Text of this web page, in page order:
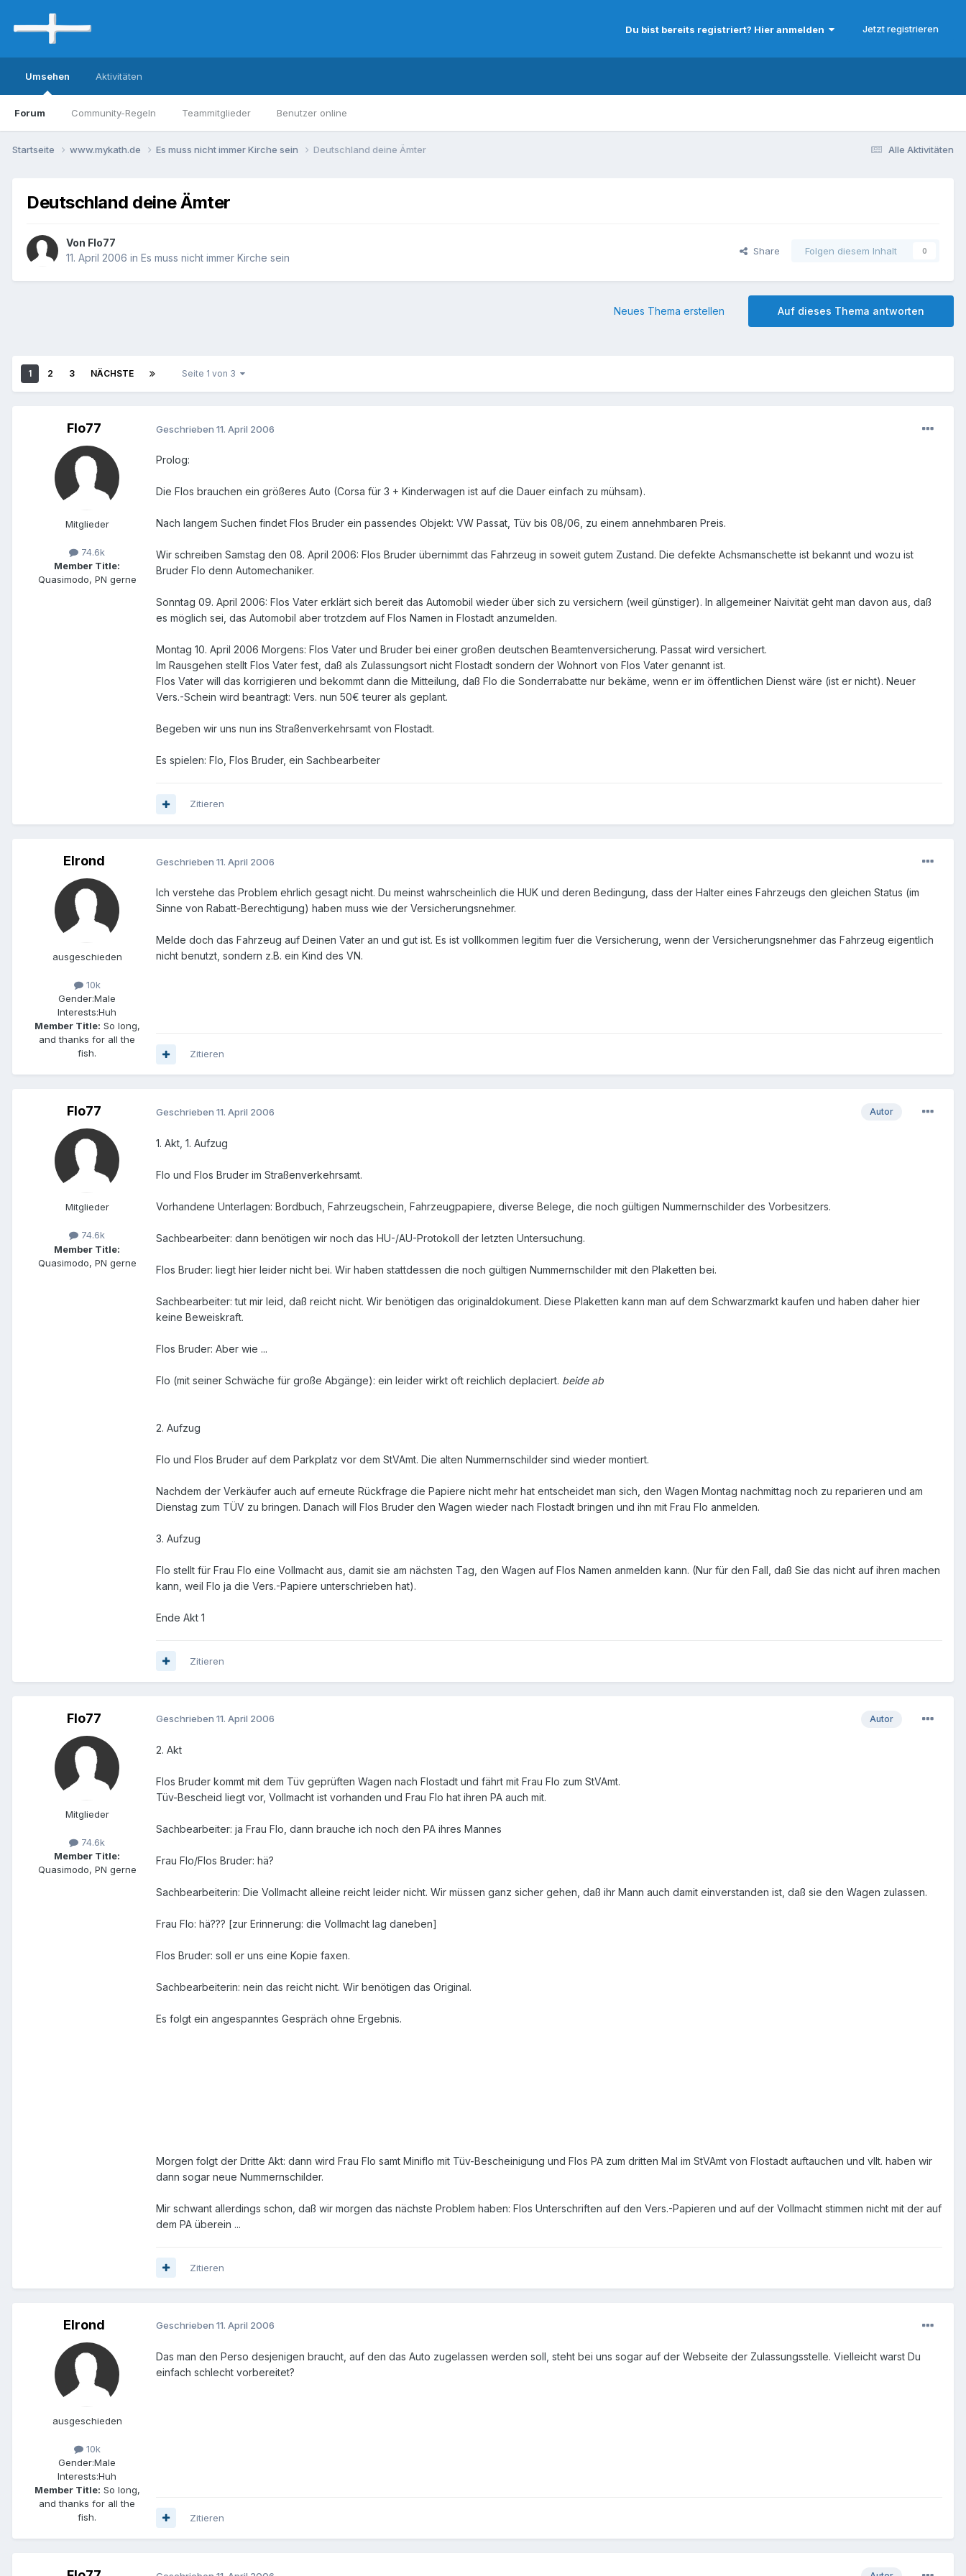
Du bist bereits registriert? Hier anmelden Jetzt registrieren
Umsehen
Forum Community-Regeln Teammitglieder Benutzer online
Aktivitäten
Alle Aktivitäten
Startseite www.mykath.de Es muss nicht immer Kirche sein Deutschland deine Ämter
Deutschland deine Ämter
Von Flo77
11. April 2006 in Es muss nicht immer Kirche sein
Share Folgen diesem Inhalt 0
Auf dieses Thema antworten
Neues Thema erstellen
1 2 3 NÄCHSTE Seite 1 von 3
Flo77
Mitglieder
74.6k
Member Title:
Quasimodo, PN gerne
Geschrieben 11. April 2006
Prolog:
Die Flos brauchen ein größeres Auto (Corsa für 3 + Kinderwagen ist auf die Dauer einfach zu mühsam).
Nach langem Suchen findet Flos Bruder ein passendes Objekt: VW Passat, Tüv bis 08/06, zu einem annehmbaren Preis.
Wir schreiben Samstag den 08. April 2006: Flos Bruder übernimmt das Fahrzeug in soweit gutem Zustand. Die defekte Achsmanschette ist bekannt und wozu ist
Bruder Flo denn Automechaniker.
Sonntag 09. April 2006: Flos Vater erklärt sich bereit das Automobil wieder über sich zu versichern (weil günstiger). In allgemeiner Naivität geht man davon aus, daß
es möglich sei, das Automobil aber trotzdem auf Flos Namen in Flostadt anzumelden.
Montag 10. April 2006 Morgens: Flos Vater und Bruder bei einer großen deutschen Beamtenversicherung. Passat wird versichert.
Im Rausgehen stellt Flos Vater fest, daß als Zulassungsort nicht Flostadt sondern der Wohnort von Flos Vater genannt ist.
Flos Vater will das korrigieren und bekommt dann die Mitteilung, daß Flo die Sonderrabatte nur bekäme, wenn er im öffentlichen Dienst wäre (ist er nicht). Neuer
Vers.-Schein wird beantragt: Vers. nun 50€ teurer als geplant.
Begeben wir uns nun ins Straßenverkehrsamt von Flostadt.
Es spielen: Flo, Flos Bruder, ein Sachbearbeiter
Zitieren
Elrond
ausgeschieden
10k
Gender:Male
Interests:Huh
Member Title: So long,
and thanks for all the
fish.
Geschrieben 11. April 2006
Ich verstehe das Problem ehrlich gesagt nicht. Du meinst wahrscheinlich die HUK und deren Bedingung, dass der Halter eines Fahrzeugs den gleichen Status (im
Sinne von Rabatt-Berechtigung) haben muss wie der Versicherungsnehmer.
Melde doch das Fahrzeug auf Deinen Vater an und gut ist. Es ist vollkommen legitim fuer die Versicherung, wenn der Versicherungsnehmer das Fahrzeug eigentlich
nicht benutzt, sondern z.B. ein Kind des VN.
Zitieren
Flo77
Mitglieder
74.6k
Member Title:
Quasimodo, PN gerne
Autor
Geschrieben 11. April 2006
1. Akt, 1. Aufzug
Flo und Flos Bruder im Straßenverkehrsamt.
Vorhandene Unterlagen: Bordbuch, Fahrzeugschein, Fahrzeugpapiere, diverse Belege, die noch gültigen Nummernschilder des Vorbesitzers.
Sachbearbeiter: dann benötigen wir noch das HU-/AU-Protokoll der letzten Untersuchung.
Flos Bruder: liegt hier leider nicht bei. Wir haben stattdessen die noch gültigen Nummernschilder mit den Plaketten bei.
Sachbearbeiter: tut mir leid, daß reicht nicht. Wir benötigen das originaldokument. Diese Plaketten kann man auf dem Schwarzmarkt kaufen und haben daher hier
keine Beweiskraft.
Flos Bruder: Aber wie ...
Flo (mit seiner Schwäche für große Abgänge): ein leider wirkt oft reichlich deplaciert. beide ab
2. Aufzug
Flo und Flos Bruder auf dem Parkplatz vor dem StVAmt. Die alten Nummernschilder sind wieder montiert.
Nachdem der Verkäufer auch auf erneute Rückfrage die Papiere nicht mehr hat entscheidet man sich, den Wagen Montag nachmittag noch zu reparieren und am
Dienstag zum TÜV zu bringen. Danach will Flos Bruder den Wagen wieder nach Flostadt bringen und ihn mit Frau Flo anmelden.
3. Aufzug
Flo stellt für Frau Flo eine Vollmacht aus, damit sie am nächsten Tag, den Wagen auf Flos Namen anmelden kann. (Nur für den Fall, daß Sie das nicht auf ihren machen
kann, weil Flo ja die Vers.-Papiere unterschrieben hat).
Ende Akt 1
Zitieren
Flo77
Mitglieder
74.6k
Member Title:
Quasimodo, PN gerne
Autor
Geschrieben 11. April 2006
2. Akt
Flos Bruder kommt mit dem Tüv geprüften Wagen nach Flostadt und fährt mit Frau Flo zum StVAmt.
Tüv-Bescheid liegt vor, Vollmacht ist vorhanden und Frau Flo hat ihren PA auch mit.
Sachbearbeiter: ja Frau Flo, dann brauche ich noch den PA ihres Mannes
Frau Flo/Flos Bruder: hä?
Sachbearbeiterin: Die Vollmacht alleine reicht leider nicht. Wir müssen ganz sicher gehen, daß ihr Mann auch damit einverstanden ist, daß sie den Wagen zulassen.
Frau Flo: hä??? [zur Erinnerung: die Vollmacht lag daneben]
Flos Bruder: soll er uns eine Kopie faxen.
Sachbearbeiterin: nein das reicht nicht. Wir benötigen das Original.
Es folgt ein angespanntes Gespräch ohne Ergebnis.
Morgen folgt der Dritte Akt: dann wird Frau Flo samt Miniflo mit Tüv-Bescheinigung und Flos PA zum dritten Mal im StVAmt von Flostadt auftauchen und vllt. haben wir
dann sogar neue Nummernschilder.
Mir schwant allerdings schon, daß wir morgen das nächste Problem haben: Flos Unterschriften auf den Vers.-Papieren und auf der Vollmacht stimmen nicht mit der auf
dem PA überein ...
Zitieren
Elrond
ausgeschieden
10k
Gender:Male
Interests:Huh
Member Title: So long,
and thanks for all the
fish.
Geschrieben 11. April 2006
Das man den Perso desjenigen braucht, auf den das Auto zugelassen werden soll, steht bei uns sogar auf der Webseite der Zulassungsstelle. Vielleicht warst Du
einfach schlecht vorbereitet?
Zitieren